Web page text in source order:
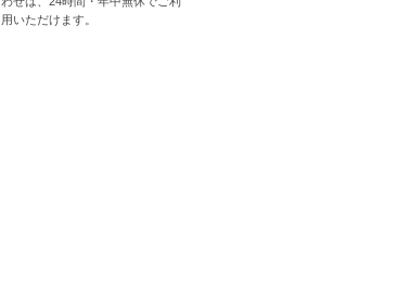
用いただけます。